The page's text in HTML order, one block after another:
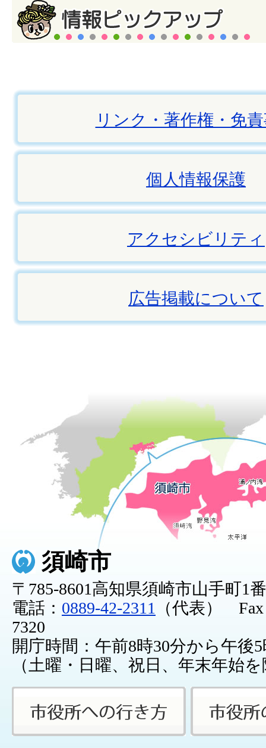
リンク・著作権・免
個人情報保護
アクセシビリティ
広告掲載について
須崎市
〒785-8601高知県須崎市山手町1
電話： 0889-42-2311
（代表） Fax
7320
開庁時間：午前8時30分から午後
（土曜・日曜、祝日、年末年始